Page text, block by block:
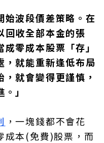
始波段價差策略。在
回收全部本金的張
零成本股票「存」
，就能重新逢低布局
就會變得更謹慎，
」
，一塊錢都不會花
成本(免費)股票，而